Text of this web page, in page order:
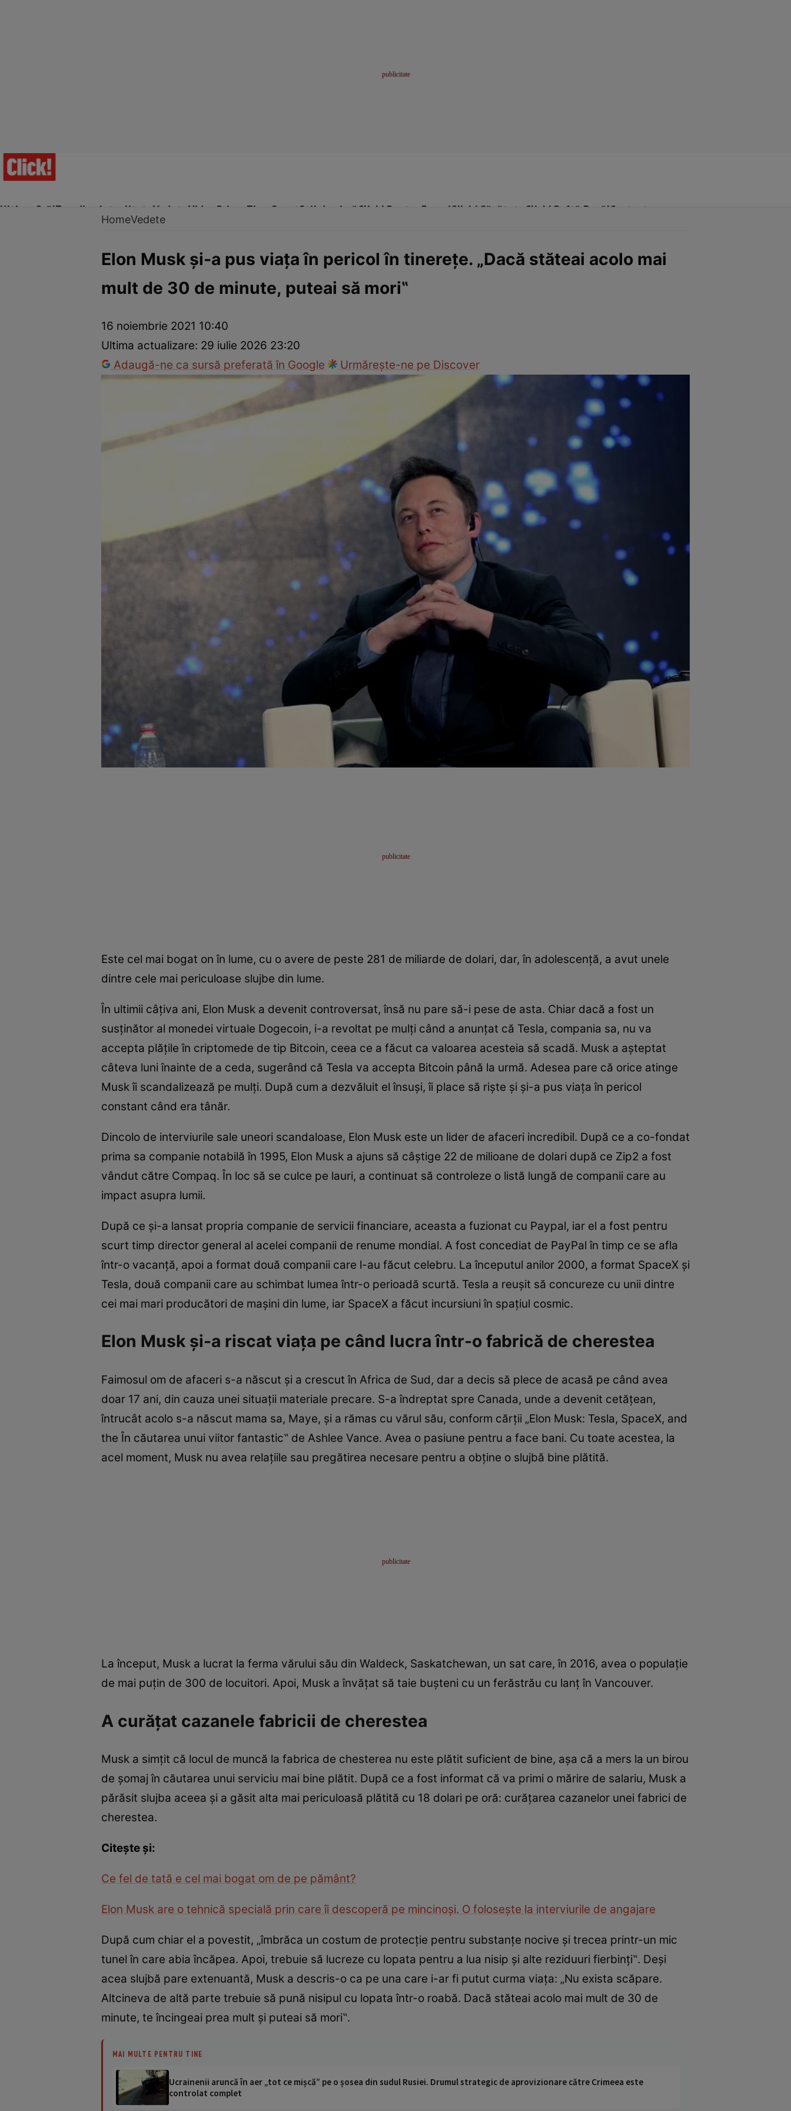
Ultima Oră!Trending Actualitate Vedete Video Prime Time SportStil de viațăClick! Pentru FemeiClick! Sănătate Click! Poftă Bună!Contact
Vedete internaționaleVedete românești Interviurile Click!Paparazzii Click!
HomeVedete
Elon Musk şi-a pus viaţa în pericol în tinereţe. „Dacă stăteai acolo mai
mult de 30 de minute, puteai să mori‟
16 noiembrie 2021 10:40
Ultima actualizare: 29 iulie 2026 23:20
Adaugă-ne ca sursă preferată în Google
Urmărește-ne pe Discover
Este cel mai bogat on în lume, cu o avere de peste 281 de miliarde de dolari, dar, în adolescenţă, a avut unele
dintre cele mai periculoase slujbe din lume.
În ultimii câţiva ani, Elon Musk a devenit controversat, însă nu pare să-i pese de asta. Chiar dacă a fost un
susţinător al monedei virtuale Dogecoin, i-a revoltat pe mulţi când a anunţat că Tesla, compania sa, nu va
accepta plăţile în criptomede de tip Bitcoin, ceea ce a făcut ca valoarea acesteia să scadă. Musk a aşteptat
câteva luni înainte de a ceda, sugerând că Tesla va accepta Bitcoin până la urmă. Adesea pare că orice atinge
Musk îi scandalizează pe mulţi. După cum a dezvăluit el însuşi, îi place să rişte şi şi-a pus viaţa în pericol
constant când era tânăr.
Dincolo de interviurile sale uneori scandaloase, Elon Musk este un lider de afaceri incredibil. După ce a co-fondat
prima sa companie notabilă în 1995, Elon Musk a ajuns să câştige 22 de milioane de dolari după ce Zip2 a fost
vândut către Compaq. În loc să se culce pe lauri, a continuat să controleze o listă lungă de companii care au
impact asupra lumii.
După ce şi-a lansat propria companie de servicii financiare, aceasta a fuzionat cu Paypal, iar el a fost pentru
scurt timp director general al acelei companii de renume mondial. A fost concediat de PayPal în timp ce se afla
într-o vacanţă, apoi a format două companii care l-au făcut celebru. La începutul anilor 2000, a format SpaceX şi
Tesla, două companii care au schimbat lumea într-o perioadă scurtă. Tesla a reuşit să concureze cu unii dintre
cei mai mari producători de maşini din lume, iar SpaceX a făcut incursiuni în spaţiul cosmic.
Elon Musk şi-a riscat viaţa pe când lucra într-o fabrică de cherestea
Faimosul om de afaceri s-a născut şi a crescut în Africa de Sud, dar a decis să plece de acasă pe când avea
doar 17 ani, din cauza unei situaţii materiale precare. S-a îndreptat spre Canada, unde a devenit cetăţean,
întrucât acolo s-a născut mama sa, Maye, şi a rămas cu vărul său, conform cărţii „Elon Musk: Tesla, SpaceX, and
the În căutarea unui viitor fantastic‟ de Ashlee Vance. Avea o pasiune pentru a face bani. Cu toate acestea, la
acel moment, Musk nu avea relaţiile sau pregătirea necesare pentru a obţine o slujbă bine plătită.
La început, Musk a lucrat la ferma vărului său din Waldeck, Saskatchewan, un sat care, în 2016, avea o populaţie
de mai puţin de 300 de locuitori. Apoi, Musk a învăţat să taie buşteni cu un ferăstrău cu lanţ în Vancouver.
A curăţat cazanele fabricii de cherestea
Musk a simţit că locul de muncă la fabrica de chesterea nu este plătit suficient de bine, aşa că a mers la un birou
de şomaj în căutarea unui serviciu mai bine plătit. După ce a fost informat că va primi o mărire de salariu, Musk a
părăsit slujba aceea şi a găsit alta mai periculoasă plătită cu 18 dolari pe oră: curăţarea cazanelor unei fabrici de
cherestea.
Citeşte şi:
Ce fel de tată e cel mai bogat om de pe pământ?
Elon Musk are o tehnică specială prin care îi descoperă pe mincinoşi. O foloseşte la interviurile de angajare
După cum chiar el a povestit, „îmbrăca un costum de protecţie pentru substanţe nocive şi trecea printr-un mic
tunel în care abia încăpea. Apoi, trebuie să lucreze cu lopata pentru a lua nisip şi alte reziduuri fierbinţi‟. Deşi
acea slujbă pare extenuantă, Musk a descris-o ca pe una care i-ar fi putut curma viaţa: „Nu exista scăpare.
Altcineva de altă parte trebuie să pună nisipul cu lopata într-o roabă. Dacă stăteai acolo mai mult de 30 de
minute, te încingeai prea mult şi puteai să mori‟.
MAI MULTE PENTRU TINE
Ucrainenii aruncă în aer „tot ce mișcă” pe o șosea din sudul Rusiei. Drumul strategic de aprovizionare către Crimeea este
controlat complet